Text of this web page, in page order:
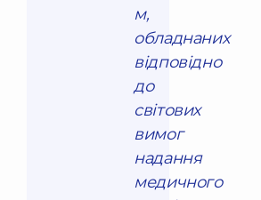
м,
обладнаних
відповідно
до
світових
вимог
надання
медичного